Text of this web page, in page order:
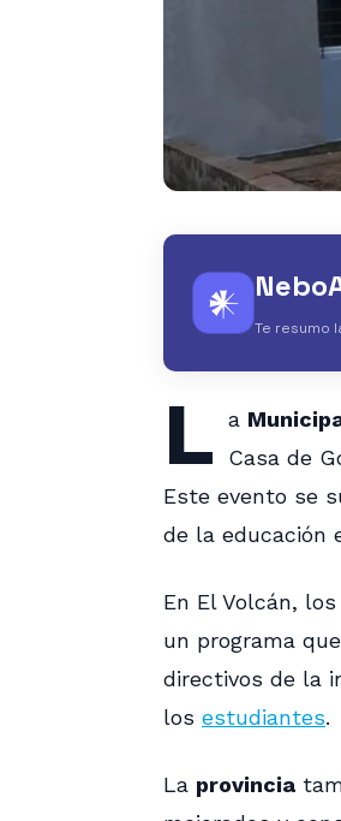
𒀭
Te resumo
L a
Casa de
Este evento se
de la educación
En El Volcán,
un programa
directivos de la
los estudiantes.
La provincia